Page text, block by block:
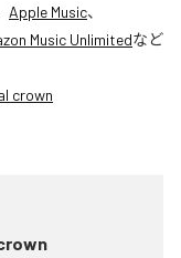
Apple Music、
Music Unlimitedなど
crown